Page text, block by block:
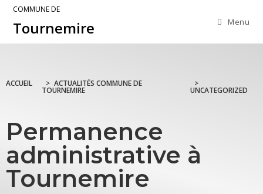
COMMUNE DE
Tournemire Menu
ACCUEIL > ACTUALITÉS COMMUNE DE
TOURNEMIRE
>
UNCATEGORIZED
Permanence
administrative à
Tournemire